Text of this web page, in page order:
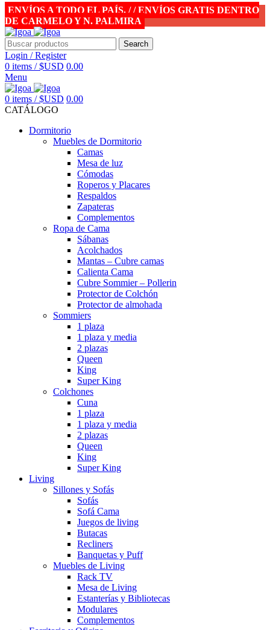
ENVÍOS A TODO EL PAÍS. / / ENVÍOS GRATIS DENTRO
DE CARMELO Y N. PALMIRA
Search
Login / Register
0 items / $USD 0.00
Menu
0 items / $USD 0.00
CATÁLOGO
Dormitorio
Muebles de Dormitorio
Camas
Mesa de luz
Cómodas
Roperos y Placares
Respaldos
Zapateras
Complementos
Ropa de Cama
Sábanas
Acolchados
Mantas – Cubre camas
Calienta Cama
Cubre Sommier – Pollerin
Protector de Colchón
Protector de almohada
Sommiers
1 plaza
1 plaza y media
2 plazas
Queen
King
Super King
Colchones
Cuna
1 plaza
1 plaza y media
2 plazas
Queen
King
Super King
Living
Sillones y Sofás
Sofás
Sofá Cama
Juegos de living
Butacas
Recliners
Banquetas y Puff
Muebles de Living
Rack TV
Mesa de Living
Estanterías y Bibliotecas
Modulares
Complementos